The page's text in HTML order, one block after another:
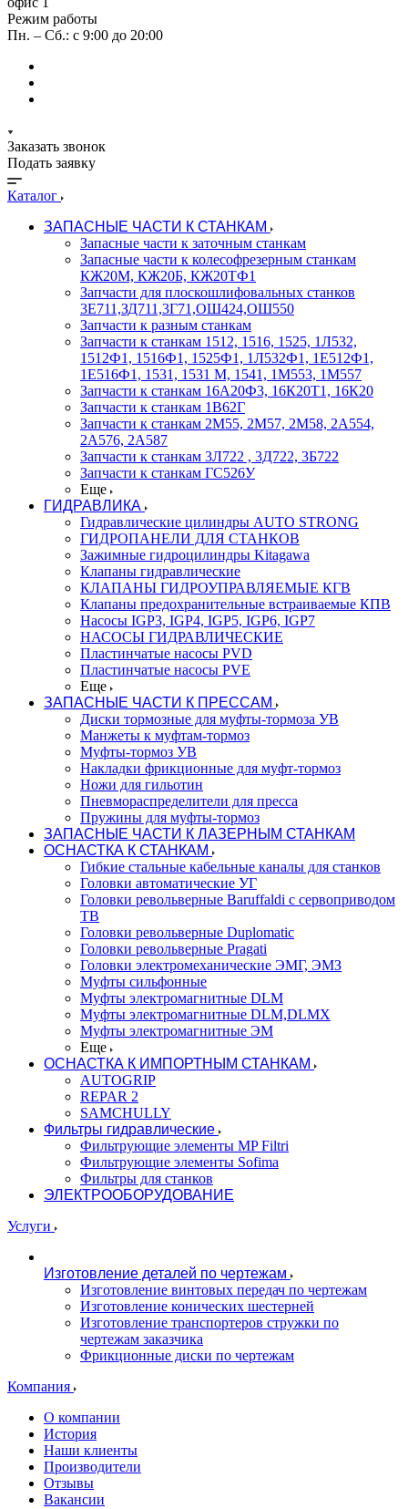
Режим работы
Пн. – Сб.: с 9:00 до 20:00
Заказать звонок
Подать заявку
Каталог
ЗАПАСНЫЕ ЧАСТИ К СТАНКАМ
Запасные части к заточным станкам
Запасные части к колесофрезерным станкам
КЖ20М, КЖ20Б, КЖ20ТФ1
Запчасти для плоскошлифовальных станков
3Е711,ЗД711,3Г71,ОШ424,ОШ550
Запчасти к разным станкам
Запчасти к станкам 1512, 1516, 1525, 1Л532,
1512Ф1, 1516Ф1, 1525Ф1, 1Л532Ф1, 1Е512Ф1,
1Е516Ф1, 1531, 1531 М, 1541, 1М553, 1М557
Запчасти к станкам 16А20Ф3, 16К20Т1, 16К20
Запчасти к станкам 1В62Г
Запчасти к станкам 2М55, 2М57, 2М58, 2А554,
2А576, 2А587
Запчасти к станкам 3Л722 , 3Д722, 3Б722
Запчасти к станкам ГС526У
Еще
ГИДРАВЛИКА
Гидравлические цилиндры AUTO STRONG
ГИДРОПАНЕЛИ ДЛЯ СТАНКОВ
Зажимные гидроцилиндры Kitagawa
Клапаны гидравлические
КЛАПАНЫ ГИДРОУПРАВЛЯЕМЫЕ КГВ
Клапаны предохранительные встраиваемые КПВ
Насосы IGP3, IGP4, IGP5, IGP6, IGP7
НАСОСЫ ГИДРАВЛИЧЕСКИЕ
Пластинчатые насосы PVD
Пластинчатые насосы PVE
Еще
ЗАПАСНЫЕ ЧАСТИ К ПРЕССАМ
Диски тормозные для муфты-тормоза УВ
Манжеты к муфтам-тормоз
Муфты-тормоз УВ
Накладки фрикционные для муфт-тормоз
Ножи для гильотин
Пневмораспределители для пресса
Пружины для муфты-тормоз
ЗАПАСНЫЕ ЧАСТИ К ЛАЗЕРНЫМ СТАНКАМ
ОСНАСТКА К СТАНКАМ
Гибкие стальные кабельные каналы для станков
Головки автоматические УГ
Головки револьверные Baruffaldi с сервоприводом
ТВ
Головки револьверные Duplomatic
Головки револьверные Pragati
Головки электромеханические ЭМГ, ЭМЗ
Муфты сильфонные
Муфты электромагнитные DLM
Муфты электромагнитные DLM,DLMX
Муфты электромагнитные ЭМ
Еще
ОСНАСТКА К ИМПОРТНЫМ СТАНКАМ
AUTOGRIP
REPAR 2
SAMCHULLY
Фильтры гидравлические
Фильтрующие элементы MP Filtri
Фильтрующие элементы Sofima
Фильтры для станков
ЭЛЕКТРООБОРУДОВАНИЕ
Услуги
Изготовление деталей по чертежам
Изготовление винтовых передач по чертежам
Изготовление конических шестерней
Изготовление транспортеров стружки по
чертежам заказчика
Фрикционные диски по чертежам
Компания
О компании
История
Наши клиенты
Производители
Отзывы
Вакансии